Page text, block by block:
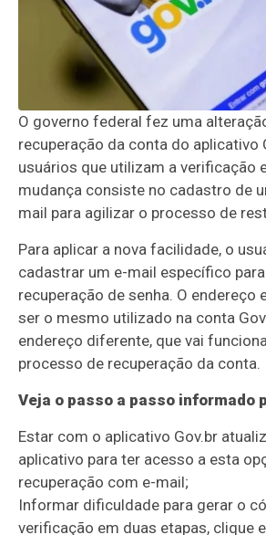
O governo federal fez uma
recuperação da conta do aplicativo
usuários que utilizam a verificação
mudança consiste no cadastro de
mail para agilizar o processo de
Para aplicar a nova facilidade, o
cadastrar um e-mail específico
recuperação de senha. O endereço
ser o mesmo utilizado na conta
endereço diferente, que vai
processo de recuperação da conta.
Veja o passo a passo informado
Estar com o aplicativo Gov.br
aplicativo para ter acesso a esta
recuperação com e-mail;
Informar dificuldade para gerar o
verificação em duas etapas, clique